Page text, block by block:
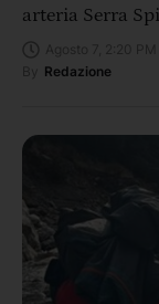
arteria Serra
Redazione